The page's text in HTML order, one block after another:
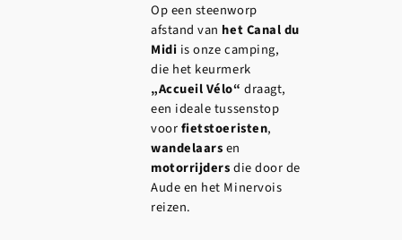
Op een steenworp
afstand van het Canal du
Midi is onze camping,
die het keurmerk
„Accueil Vélo“ draagt,
een ideale tussenstop
voorfietstoeristen,
wandelaarsen
motorrijdersdie door de
Aude en het Minervois
reizen.